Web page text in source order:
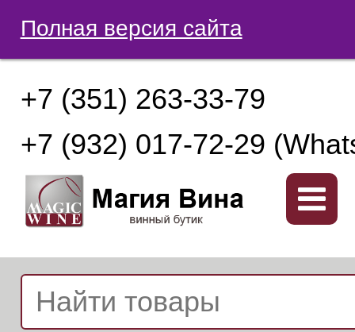
Полная версия сайта
+7 (351) 263-33-79
+7 (932) 017-72-29